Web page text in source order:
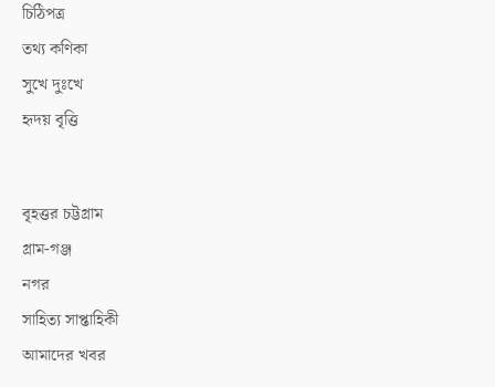
চিঠিপত্র
তথ্য কণিকা
সুখে দুঃখে
হৃদয় বৃত্তি
বৃহত্তর চট্টগ্রাম
গ্রাম-গঞ্জ
নগর
সাহিত্য সাপ্তাহিকী
আমাদের খবর